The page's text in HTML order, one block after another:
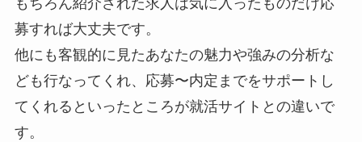
もちろん紹介された求人は気に入ったものだけ応
募すれば大丈夫です。
他にも客観的に見たあなたの魅力や強みの分析な
ども行なってくれ、応募〜内定までをサポートし
てくれるといったところが就活サイトとの違いで
す。